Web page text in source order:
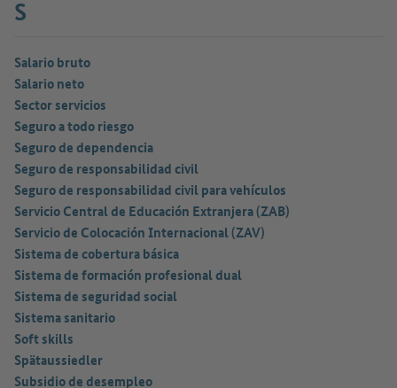
S
Salario bruto
Salario neto
Sector servicios
Seguro a todo riesgo
Seguro de dependencia
Seguro de responsabilidad civil
Seguro de responsabilidad civil para vehículos
Servicio Central de Educación Extranjera (ZAB)
Servicio de Colocación Internacional (ZAV)
Sistema de cobertura básica
Sistema de formación profesional dual
Sistema de seguridad social
Sistema sanitario
Soft skills
Spätaussiedler
Subsidio de desempleo